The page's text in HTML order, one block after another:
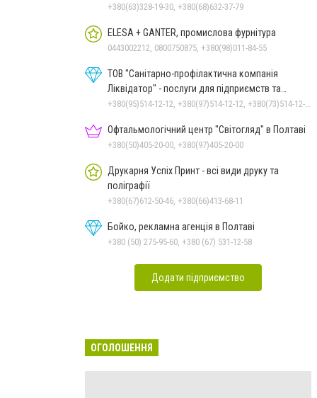
+380(63)328-19-30, +380(68)632-37-79
ELESA + GANTER, промислова фурнітура
0443002212, 0800750875, +380(98)011-84-55
ТОВ "Санітарно-профілактична компанія
Ліквідатор" - послуги для підприємств та
населення
Офтальмологічний центр "Світогляд" в Полтаві
+380(50)405-20-00, +380(97)405-20-00
Друкарня Успіх Принт - всі види друку та
поліграфії
+380(67)612-50-46, +380(66)413-68-11
Бойко, рекламна агенція в Полтаві
+380 (50) 275-95-60, +380 (67) 531-12-58
Додати підприємство
ОГОЛОШЕННЯ